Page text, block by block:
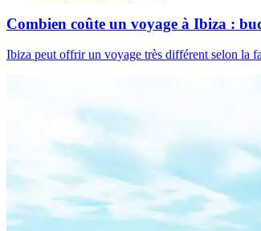
Combien coûte un voyage à Ibiza :
Ibiza peut offrir un voyage très différent selon la